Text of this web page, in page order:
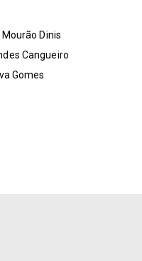
Dinis
Cangueiro
Gomes